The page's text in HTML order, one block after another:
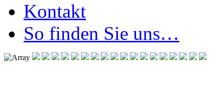
Kontakt
So finden Sie uns…